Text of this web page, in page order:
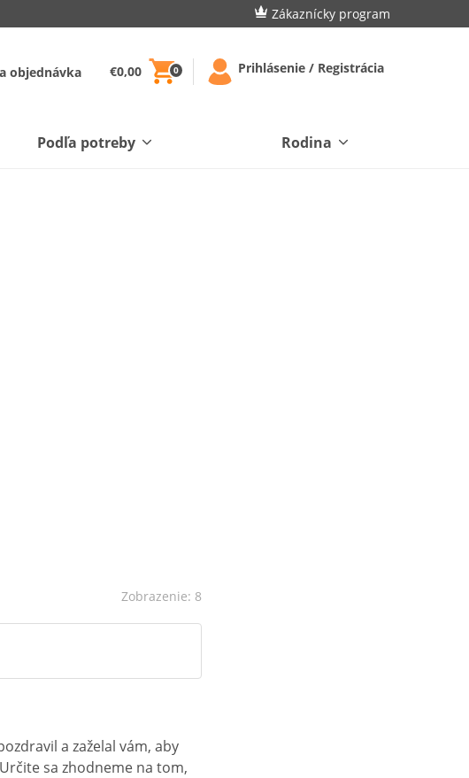
Zákaznícky program
objednávka €0,00 0 Prihlásenie / Registrácia
Podľa potreby Rodina
Zobrazenie: 8
a zaželal vám, aby
sa zhodneme na tom,